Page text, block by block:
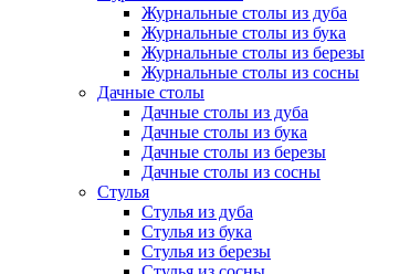
Журнальные столы из дуба
Журнальные столы из бука
Журнальные столы из березы
Журнальные столы из сосны
Дачные столы
Дачные столы из дуба
Дачные столы из бука
Дачные столы из березы
Дачные столы из сосны
Стулья
Стулья из дуба
Стулья из бука
Стулья из березы